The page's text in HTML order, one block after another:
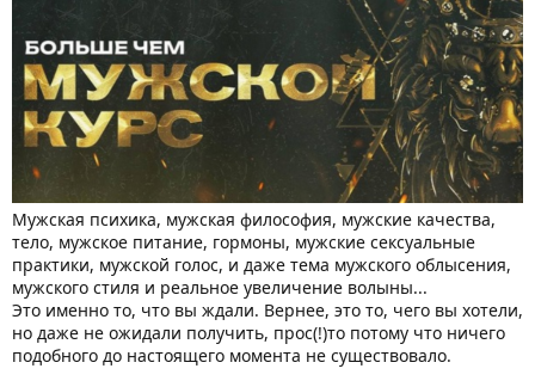
Мужская психика, мужская философия, мужские качества,
тело, мужское питание, гормоны, мужские сексуальные
практики, мужской голос, и даже тема мужского облысения,
мужского стиля и реальное увеличение волыны...
Это именно то, что вы ждали. Вернее, это то, чего вы хотели,
но даже не ожидали получить, прос(!)то потому что ничего
подобного до настоящего момента не существовало.